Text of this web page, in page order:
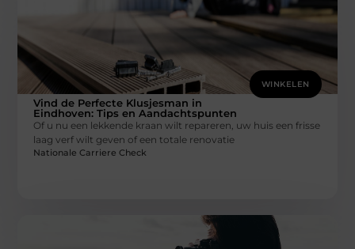
WINKELEN
Vind de Perfecte Klusjesman in
Eindhoven: Tips en Aandachtspunten
Of u nu een lekkende kraan wilt repareren, uw huis een frisse
laag verf wilt geven of een totale renovatie
Nationale Carriere Check